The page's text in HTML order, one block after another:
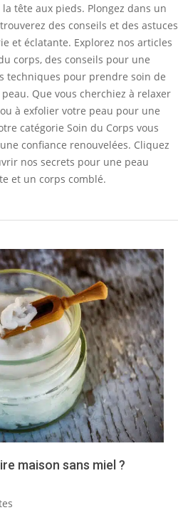
tête aux pieds. Plongez dans un
des conseils et des astuces
et éclatante. Explorez nos articles
corps, des conseils pour une
techniques pour prendre soin de
Que vous cherchiez à relaxer
à exfolier votre peau pour une
catégorie Soin du Corps vous
confiance renouvelées. Cliquez
nos secrets pour une peau
et un corps comblé.
maison sans miel ?